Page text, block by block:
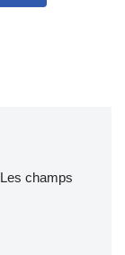
Les champs